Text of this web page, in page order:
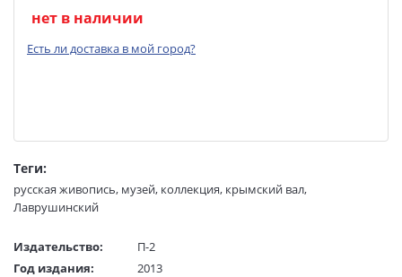
нет в наличии
Есть ли доставка в мой город?
Теги:
русская живопись, музей, коллекция, крымский вал,
Лаврушинский
Издательство:
П-2
Год издания:
2013